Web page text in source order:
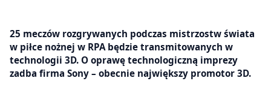
25 meczów rozgrywanych podczas mistrzostw świata
w piłce nożnej w RPA będzie transmitowanych w
technologii 3D. O oprawę technologiczną imprezy
zadba firma Sony – obecnie największy promotor 3D.